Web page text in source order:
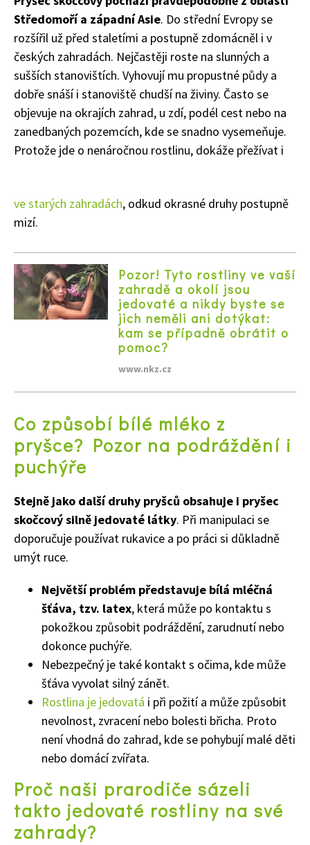
Naše krásná zahrada
Středomoří a západní Asie. Do střední Evropy se
rozšířil už před staletími a postupně zdomácněl i v
českých zahradách. Nejčastěji roste na slunných a
sušších stanovištích. Vyhovují mu propustné půdy a
dobře snáší i stanoviště chudší na živiny. Často se
objevuje na okrajích zahrad, u zdí, podél cest nebo na
zanedbaných pozemcích, kde se snadno vysemeňuje.
Protože jde o nenáročnou rostlinu, dokáže přežívat i
ve starých zahradách, odkud okrasné druhy postupně
mizí.
Pozor! Tyto rostliny ve vaší
zahradě a okolí jsou
jedovaté a nikdy byste se
jich neměli ani dotýkat:
kam se případně obrátit o
pomoc?
www.nkz.cz
Co způsobí bílé mléko z
pryšce? Pozor na podráždění i
puchýře
Stejně jako další druhy pryšců obsahuje i pryšec
skočcový silně jedovaté látky. Při manipulaci se
doporučuje používat rukavice a po práci si důkladně
umýt ruce.
Největší problém představuje bílá mléčná
šťáva, tzv. latex, která může po kontaktu s
pokožkou způsobit podráždění, zarudnutí nebo
dokonce puchýře.
Nebezpečný je také kontakt s očima, kde může
šťáva vyvolat silný zánět.
Rostlina je jedovatá i při požití a může způsobit
nevolnost, zvracení nebo bolesti břicha. Proto
není vhodná do zahrad, kde se pohybují malé děti
nebo domácí zvířata.
Proč naši prarodiče sázeli
takto jedovaté rostliny na své
zahrady?